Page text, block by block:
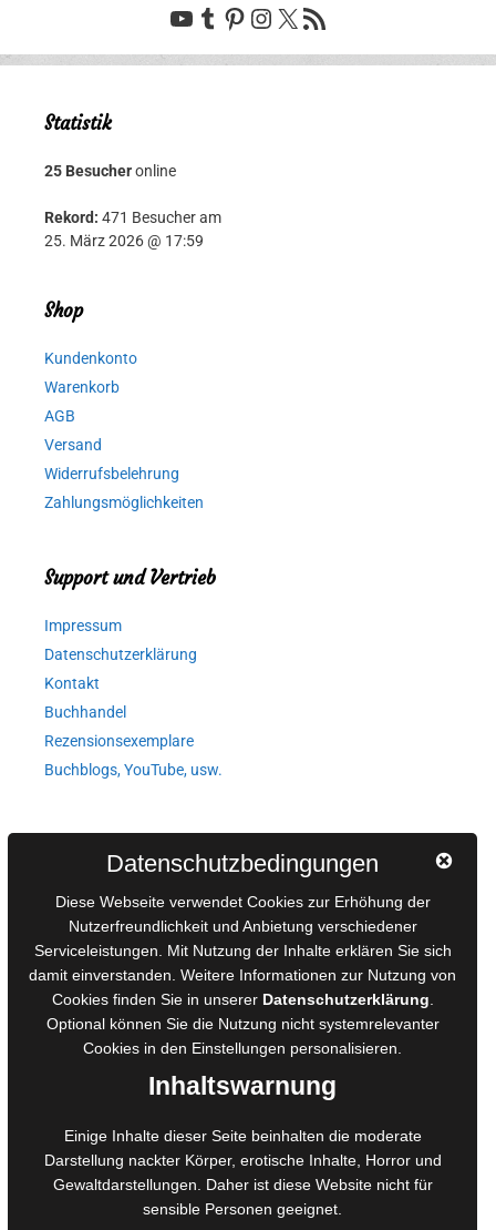
YouTube
Tumblr
Pinterest
Instagram
X RSS-Feed
Statistik
25 Besucheronline
Rekord: 471 Besucher am
25. März 2026 @ 17:59
Shop
Kundenkonto
Warenkorb
AGB
Versand
Widerrufsbelehrung
Zahlungsmöglichkeiten
Support und Vertrieb
Impressum
Datenschutzerklärung
Kontakt
Buchhandel
Rezensionsexemplare
Buchblogs, YouTube, usw.
AGB für Medienprojekte
Online-Artikel
Manuskripte einreichen
Ausschreibungen
Belegexemplare
Eigenbedarfsexemplare
Foto- und Bildbearbeitung
Fotorestauration
Creative Artwork
Datenschutzbedingungen
Diese Webseite verwendet Cookies zur Erhöhung der
Nutzerfreundlichkeit und Anbietung verschiedener
Serviceleistungen. Mit Nutzung der Inhalte erklären Sie sich
damit einverstanden. Weitere Informationen zur Nutzung von
Cookies finden Sie in unserer Datenschutzerklärung
Optional können Sie die Nutzung nicht systemrelevanter
Cookies in den Einstellungen personalisieren.
Inhaltswarnung
Einige Inhalte dieser Seite beinhalten die moderate
Darstellung nackter Körper, erotische Inhalte, Horror und
Gewaltdarstellungen. Daher ist diese Website nicht für
sensible Personen geeignet.